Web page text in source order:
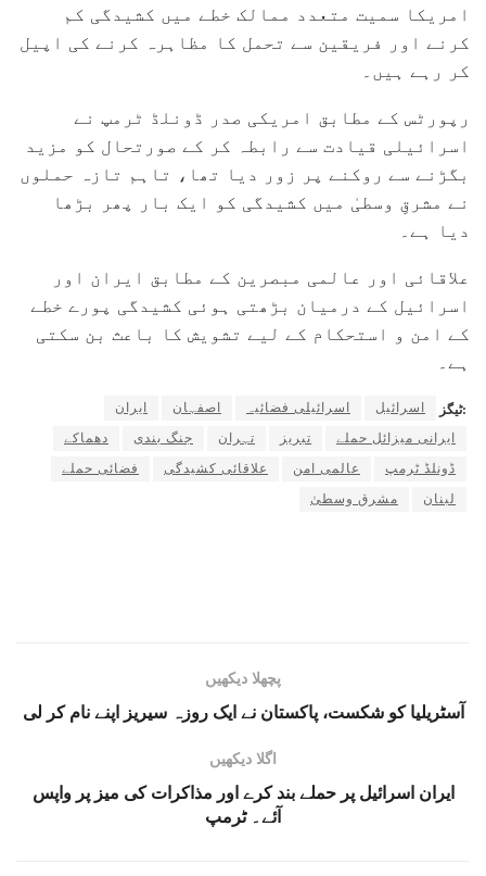
امریکا سمیت متعدد ممالک خطے میں کشیدگی کم
کرنے اور فریقین سے تحمل کا مظاہرہ کرنے کی اپیل
کر رہے ہیں۔
رپورٹس کے مطابق امریکی صدر ڈونلڈ ٹرمپ نے
اسرائیلی قیادت سے رابطہ کر کے صورتحال کو مزید
بگڑنے سے روکنے پر زور دیا تھا، تاہم تازہ حملوں
نے مشرقِ وسطیٰ میں کشیدگی کو ایک بار پھر بڑھا
دیا ہے۔
علاقائی اور عالمی مبصرین کے مطابق ایران اور
اسرائیل کے درمیان بڑھتی ہوئی کشیدگی پورے خطے
کے امن و استحکام کے لیے تشویش کا باعث بن سکتی
ہے۔
ٹیگز: اسرائیل اسرائیلی فضائیہ اصفہان
ایران
ایرانی میزائل حملے
تبریز تہران جنگ بندی
دھماکے
ڈونلڈ ٹرمپ
عالمی امن علاقائی کشیدگی
فضائی حملے
لبنان
مشرق وسطیٰ
پچھلا دیکھیں
آسٹریلیا کو شکست، پاکستان نے ایک روزہ سیریز اپنے نام کر لی
اگلا دیکھیں
ایران اسرائیل پر حملے بند کرے اور مذاکرات کی میز پر واپس
آئے۔ ٹرمپ